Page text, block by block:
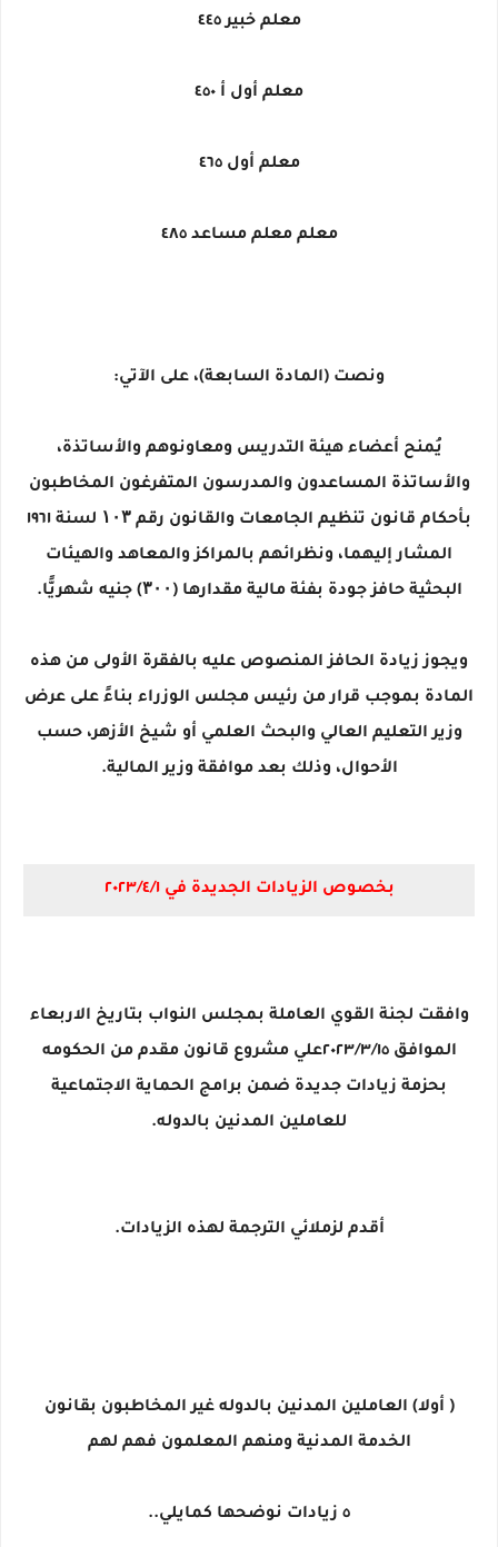
معلم خبير ٤٤٥
معلم أول أ ٤٥٠
معلم أول ٤٦٥
معلم معلم مساعد ٤٨٥
ونصت (المادة السابعة)، على الآتي:
يُمنح أعضاء هيئة التدريس ومعاونوهم والأساتذة،
والأساتذة المساعدون والمدرسون المتفرغون المخاطبون
بأحكام قانون تنظيم الجامعات والقانون رقم ۱۰۳ لسنة ١٩٦١
المشار إليهما، ونظرائهم بالمراكز والمعاهد والهيئات
البحثية حافز جودة بفئة مالية مقدارها (۳۰۰) جنيه شهريًّا.
ويجوز زيادة الحافز المنصوص عليه بالفقرة الأولى من هذه
المادة بموجب قرار من رئيس مجلس الوزراء بناءً على عرض
وزير التعليم العالي والبحث العلمي أو شيخ الأزهر، حسب
الأحوال، وذلك بعد موافقة وزير المالية.
بخصوص الزيادات الجديدة في ٢٠٢٣/٤/١
وافقت لجنة القوي العاملة بمجلس النواب بتاريخ الاربعاء
الموافق ٢٠٢٣/٣/١٥علي مشروع قانون مقدم من الحكومه
بحزمة زيادات جديدة ضمن برامج الحماية الاجتماعية
للعاملين المدنين بالدوله.
أقدم لزملائي الترجمة لهذه الزيادات.
( أولا) العاملين المدنين بالدوله غير المخاطبون بقانون
الخدمة المدنية ومنهم المعلمون فهم لهم
٥ زيادات نوضحها كمايلي..